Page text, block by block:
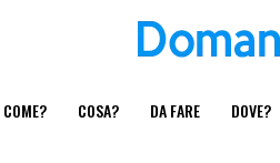
COME? COSA? DA FARE DOVE?